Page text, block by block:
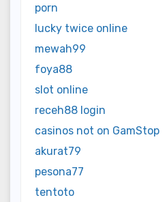
porn
lucky twice online
mewah99
foya88
slot online
receh88 login
casinos not on GamStop
akurat79
pesona77
tentoto